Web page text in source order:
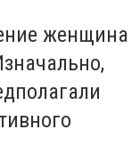
женщина